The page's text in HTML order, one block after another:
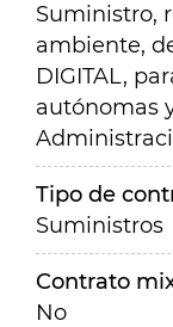
Suministro,
ambiente,
DIGITAL,
autónomas
Tipo de
Suministros
Contrato
No